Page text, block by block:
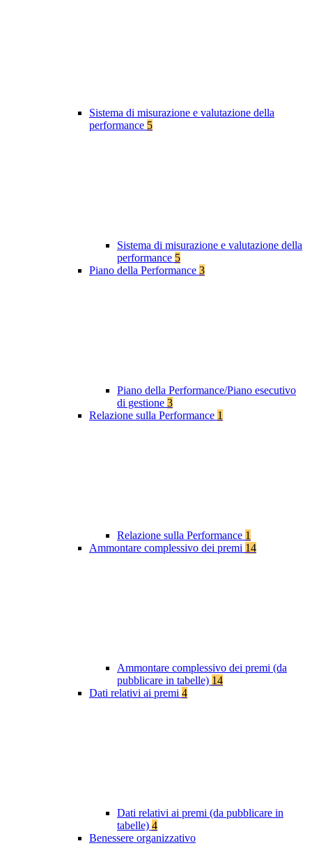
Sistema di misurazione e valutazione della
performance 5
Sistema di misurazione e valutazione della
performance 5
Piano della Performance 3
Piano della Performance/Piano esecutivo
di gestione 3
Relazione sulla Performance 1
Relazione sulla Performance 1
Ammontare complessivo dei premi 14
Ammontare complessivo dei premi (da
pubblicare in tabelle) 14
Dati relativi ai premi 4
Dati relativi ai premi (da pubblicare in
tabelle) 4
Benessere organizzativo